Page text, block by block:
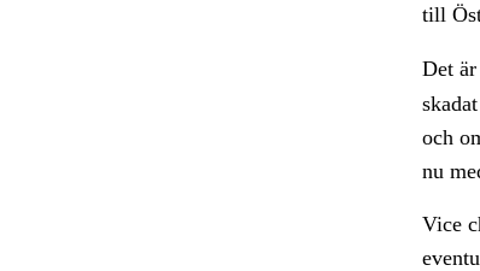
till
Det
och
nu
Vice